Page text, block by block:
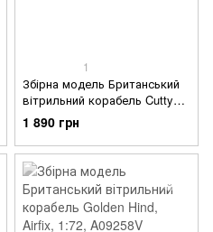
1
Збірна модель Британський
вітрильний корабель Cutty
Sark, Airfix, 1:130, A09253V
1 890 грн